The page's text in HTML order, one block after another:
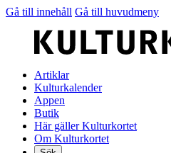
Gå till innehåll Gå till huvudmeny
Artiklar
Kulturkalender
Appen
Butik
Här gäller Kulturkortet
Om Kulturkortet